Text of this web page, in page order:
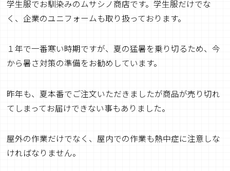
学生服でお馴染みのムサシノ商店です。学生服だけでな
く、企業のユニフォームも取り扱っております。
１年で一番寒い時期ですが、夏の猛暑を乗り切るため、今
から暑さ対策の準備をお勧めしています。
昨年も、夏本番でご注文いただきましたが商品が売り切れ
てしまってお届けできない事もありました。
屋外の作業だけでなく、屋内での作業も熱中症に注意しな
ければなりません。